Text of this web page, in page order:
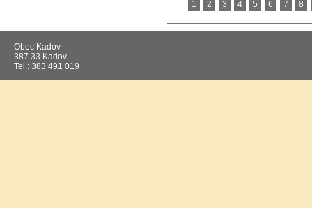
1 2 3 4 5 6 7 8
Obec Kadov
387 33 Kadov
Tel.: 383 491 019